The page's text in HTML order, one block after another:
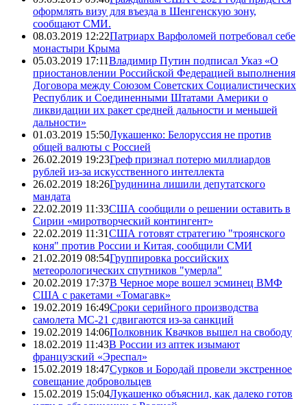
оформлять визу для въезда в Шенгенскую зону,
сообщают СМИ.
08.03.2019 12:22Патриарх Варфоломей потребовал себе
монастыри Крыма
05.03.2019 17:11Владимир Путин подписал Указ «О
приостановлении Российской Федерацией выполнения
Договора между Союзом Советских Социалистических
Республик и Соединенными Штатами Америки о
ликвидации их ракет средней дальности и меньшей
дальности»
01.03.2019 15:50Лукашенко: Белоруссия не против
общей валюты с Россией
26.02.2019 19:23Греф признал потерю миллиардов
рублей из-за искусственного интеллекта
26.02.2019 18:26Грудинина лишили депутатского
мандата
22.02.2019 11:33США сообщили о решении оставить в
Сирии «миротворческий контингент»
22.02.2019 11:31США готовят стратегию "троянского
коня" против России и Китая, сообщили СМИ
21.02.2019 08:54Группировка российских
метеорологических спутников "умерла"
20.02.2019 17:37В Черное море вошел эсминец ВМФ
США с ракетами «Томагавк»
19.02.2019 16:49Сроки серийного производства
самолета МС-21 сдвигаются из-за санкций
19.02.2019 14:06Полковник Квачков вышел на свободу
18.02.2019 11:43В России из аптек изымают
французский «Эреспал»
15.02.2019 18:47Сурков и Бородай провели экстренное
совещание добровольцев
15.02.2019 15:04Лукашенко объяснил, как далеко готов